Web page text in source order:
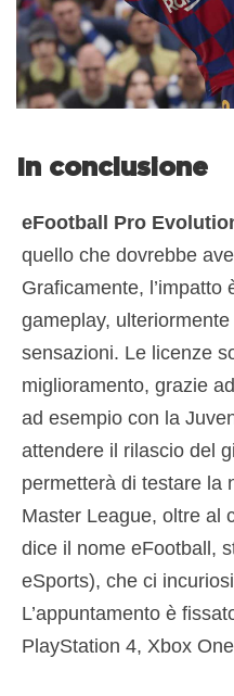
In conclusione
eFootball Pro
quello che dovrebbe
Graficamente, l’impatto
gameplay,
sensazioni. Le licenze
miglioramento, grazie
ad esempio con la
attendere il rilascio del
permetterà di testare la
Master League, oltre al
dice il nome eFootball,
eSports), che ci
L’appuntamento è
PlayStation 4, Xbox